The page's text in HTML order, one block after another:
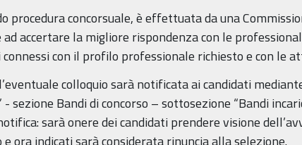
procedura concorsuale, è effettuata da una
accertare la migliore rispondenza con le
con il profilo professionale richiesto e con le
colloquio sarà notificata ai candidati
sezione Bandi di concorso – sottosezione “Bandi
sarà onere dei candidati prendere visione